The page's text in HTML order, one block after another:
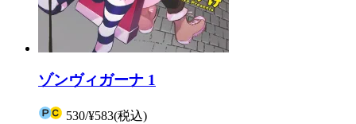
ゾンヴィガーナ 1
530/¥583(税込)